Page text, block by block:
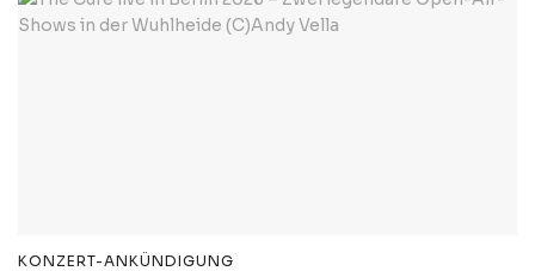
KONZERT-ANKÜNDIGUNG